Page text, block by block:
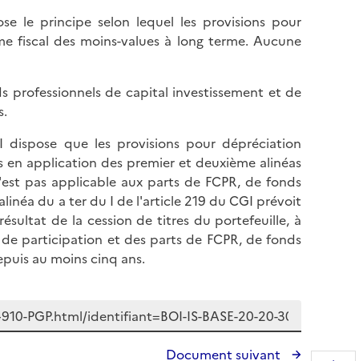
le principe selon lequel les provisions pour
fiscal des moins-values à long terme. Aucune
professionnels de capital investissement et de
que les provisions pour dépréciation
application des premier et deuxième alinéas
pas applicable aux parts de FCPR, de fonds
du a ter du I de l'article 219 du CGI prévoit
de la cession de titres du portefeuille, à
participation et des parts de FCPR, de fonds
au moins cinq ans.
Document suivant